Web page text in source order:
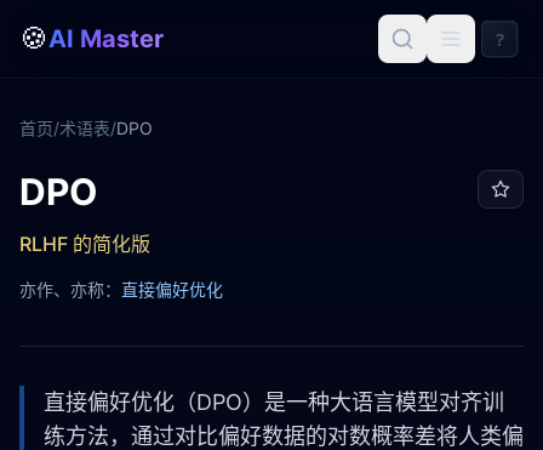
🍪AI Master ?
首页/术语表/DPO
DPO
DPO
RLHF 的简化版
亦作、亦称： 直接偏好优化
直接偏好优化（DPO）是一种大语言模型对齐训
练方法，通过对比偏好数据的对数概率差将人类偏